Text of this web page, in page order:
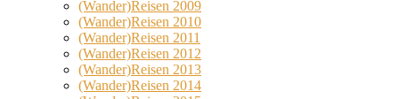
(Wander)Reisen 2009
(Wander)Reisen 2010
(Wander)Reisen 2011
(Wander)Reisen 2012
(Wander)Reisen 2013
(Wander)Reisen 2014